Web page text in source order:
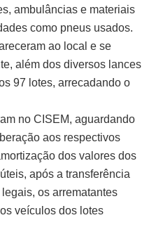
ambulâncias e materiais
como pneus usados.
ao local e se
além dos diversos lances
97 lotes, arrecadando o
no CISEM, aguardando
aos respectivos
dos valores dos
após a transferência
os arrematantes
veículos dos lotes